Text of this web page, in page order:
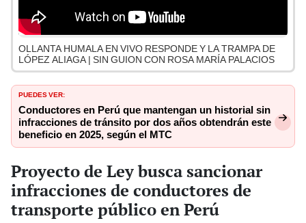
OLLANTA HUMALA EN VIVO RESPONDE Y LA TRAMPA DE
LÓPEZ ALIAGA | SIN GUION CON ROSA MARÍA PALACIOS
PUEDES VER:
Conductores en Perú que mantengan un historial sin
infracciones de tránsito por dos años obtendrán este
beneficio en 2025, según el MTC
Proyecto de Ley busca sancionar
infracciones de conductores de
transporte público en Perú